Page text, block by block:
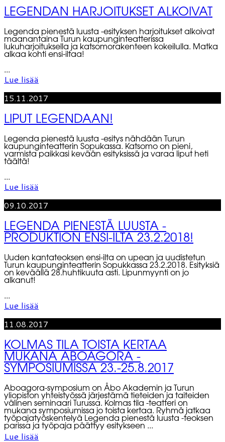
LEGENDAN HARJOITUKSET ALKOIVAT
Legenda pienestä luusta -esityksen harjoitukset alkoivat
maanantaina Turun kaupunginteatterissa
lukuharjoituksella ja katsomorakenteen kokeilulla. Matka
alkaa kohti ensi-iltaa!
...
Lue lisää
15.11.2017
LIPUT LEGENDAAN!
Legenda pienestä luusta -esitys nähdään Turun
kaupunginteatterin Sopukassa. Katsomo on pieni,
varmista paikkasi kevään esityksissä ja varaa liput heti
täältä!
...
Lue lisää
09.10.2017
LEGENDA PIENESTÄ LUUSTA -
PRODUKTION ENSI-ILTA 23.2.2018!
Uuden kantateoksen ensi-ilta on upean ja uudistetun
Turun kaupunginteatterin Sopukkassa 23.2.2018. Esityksiä
on keväällä 28.huhtikuuta asti. Lipunmyynti on jo
alkanut!
...
Lue lisää
11.08.2017
KOLMAS TILA TOISTA KERTAA
MUKANA ABOAGORA -
SYMPOSIUMISSA 23.-25.8.2017
Aboagora-symposium on Åbo Akademin ja Turun
yliopiston yhteistyössä järjestämä tieteiden ja taiteiden
välinen seminaari Turussa. Kolmas tila -teatteri on
mukana symposiumissa jo toista kertaa. Ryhmä jatkaa
työpajatyöskentelyä Legenda pienestä luusta -teoksen
parissa ja työpaja päättyy esitykseen ...
Lue lisää